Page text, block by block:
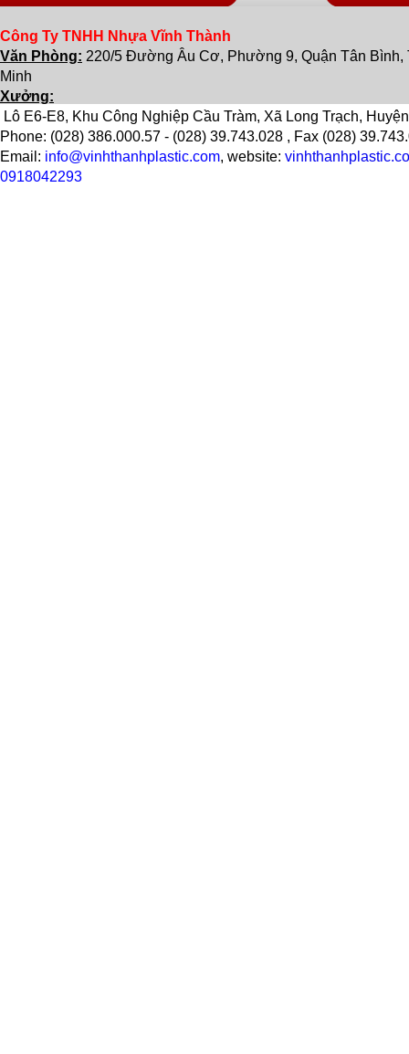
Công Ty TNHH Nhựa Vĩnh Thành
Văn Phòng: 220/5 Đường Âu Cơ, Phường 9, Quận Tân Bình,
Minh
Xưởng:
Lô E6-E8, Khu Công Nghiệp Cầu Tràm, Xã Long Trạch,
Phone: (028) 386.000.57 - (028) 39.743.028 , Fax (028)
Email: info@vinhthanhplastic.com, website:
0918042293